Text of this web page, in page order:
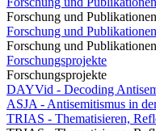
Forschung und Publikationen
Forschung und Publikationen
Forschung und Publikationen
Forschungsprojekte
Forschungsprojekte
DAYVid - Decoding
ASJA - Antisemitismus in
TRIAS - Thematisieren,